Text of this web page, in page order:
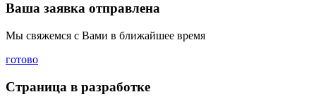
Ваша заявка отправлена
Мы свяжемся с Вами в ближайшее время
готово
Страница в разработке